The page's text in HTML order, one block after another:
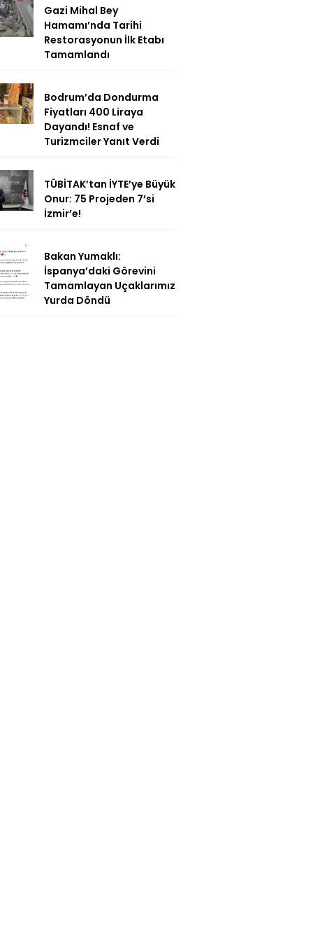
Gazi Mihal Bey
Hamamı’nda Tarihi
Restorasyonun İlk Etabı
Tamamlandı
Bodrum’da Dondurma
Fiyatları 400 Liraya
Dayandı! Esnaf ve
Turizmciler Yanıt Verdi
TÜBİTAK’tan İYTE’ye Büyük
Onur: 75 Projeden 7’si
İzmir’e!
Bakan Yumaklı:
İspanya’daki Görevini
Tamamlayan Uçaklarımız
Yurda Döndü